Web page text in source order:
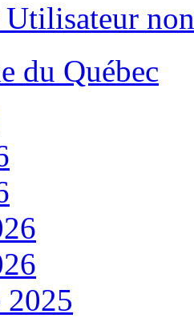
Utilisateur
du Québec
2025